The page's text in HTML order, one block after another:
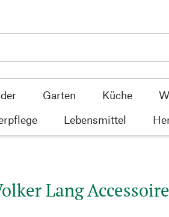
Garten Küche
Lebensmittel
Lang